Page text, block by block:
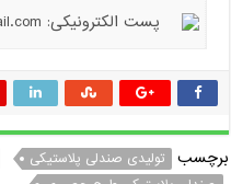
پست الکترونیکی: hiradplast.co@gmail.com
برچسب تولیدی صندلی پلاستیکی